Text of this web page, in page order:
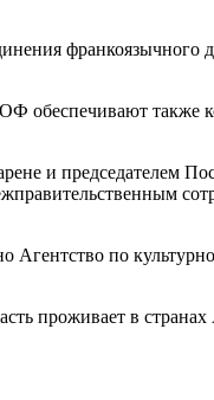
франкоязычного
обеспечивают также
и председателем
по
проживает в